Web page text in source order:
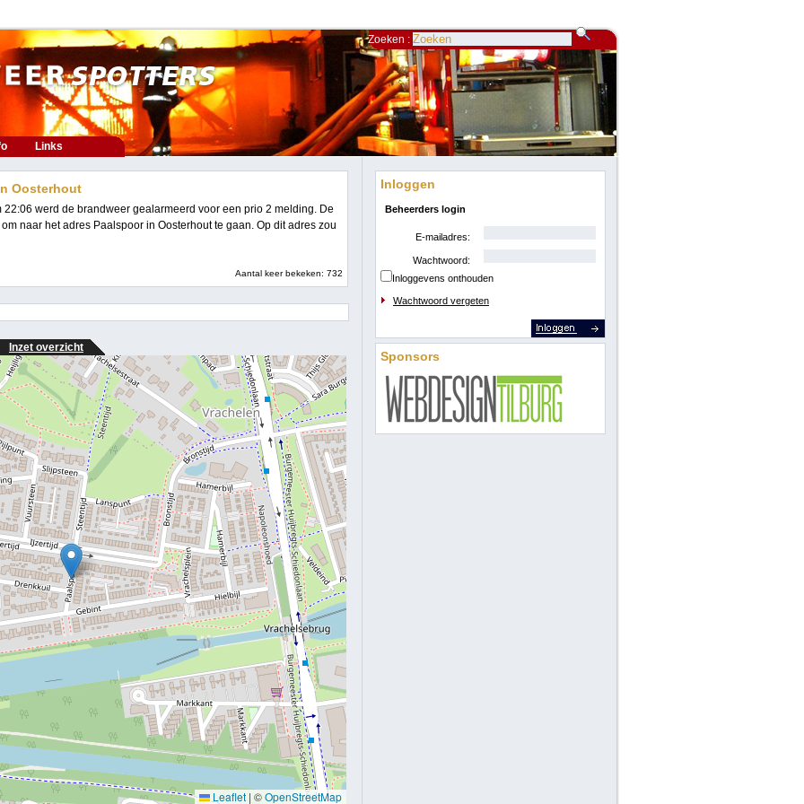
Zoeken :
Links
Oosterhout
22:06 werd de brandweer gealarmeerd voor een prio 2 melding. De
naar het adres Paalspoor in Oosterhout te gaan. Op dit adres zou
Aantal keer bekeken: 732
Inzet overzicht
Leaflet | ©OpenStreetMap
Inloggen
Beheerders login
E-mailadres:
Wachtwoord:
Inloggevens onthouden
Wachtwoord vergeten
Sponsors